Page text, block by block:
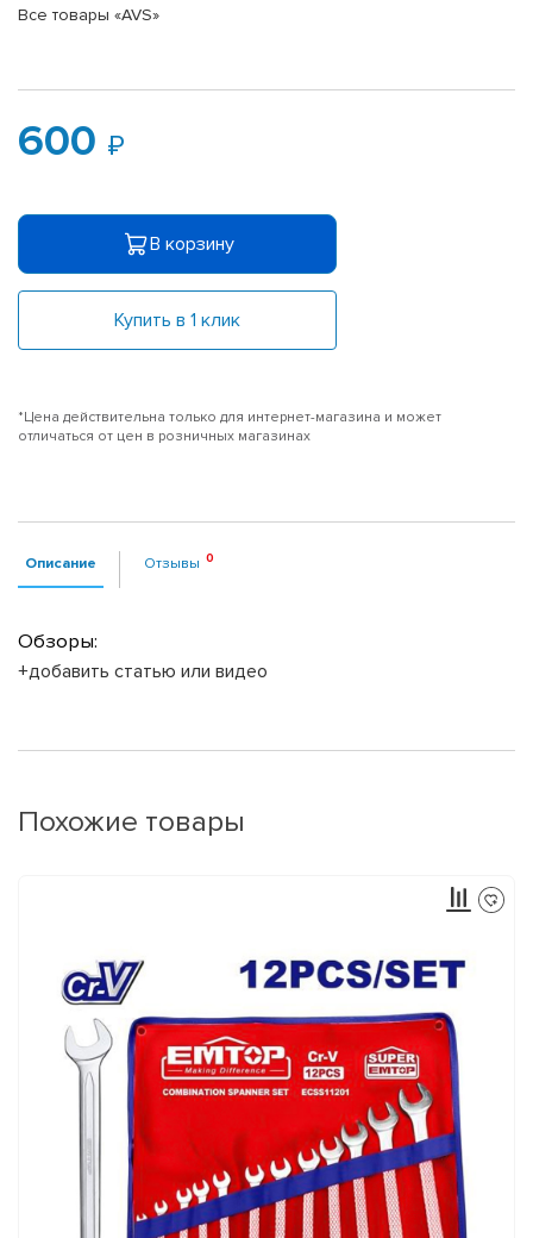
Все товары «AVS»
600
В корзину
Купить в 1 клик
*Цена действительна только для интернет-магазина и может
отличаться от цен в розничных магазинах
Описание Отзывы
Обзоры:
+добавить статью или видео
Похожие товары